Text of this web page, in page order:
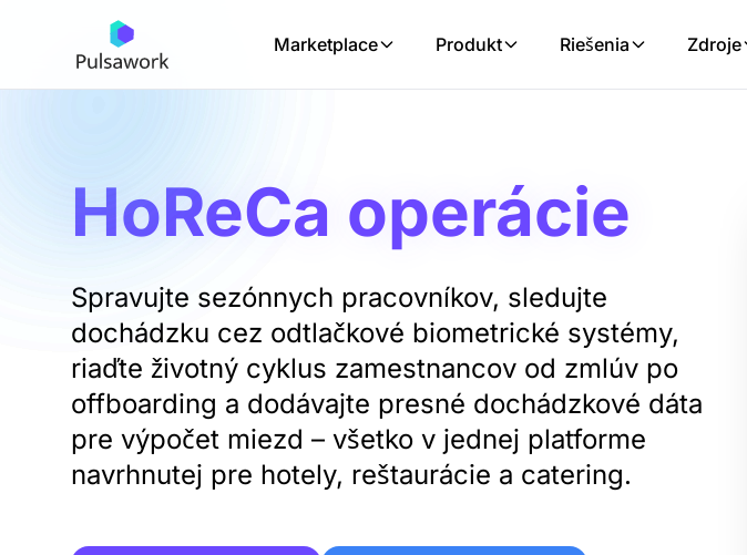
Marketplace Produkt Riešenia Zdroje
HoReCa operácie
Spravujte sezónnych pracovníkov, sledujte
dochádzku cez odtlačkové biometrické systémy,
riaďte životný cyklus zamestnancov od zmlúv po
offboarding a dodávajte presné dochádzkové dáta
pre výpočet miezd – všetko v jednej platforme
navrhnutej pre hotely, reštaurácie a catering.